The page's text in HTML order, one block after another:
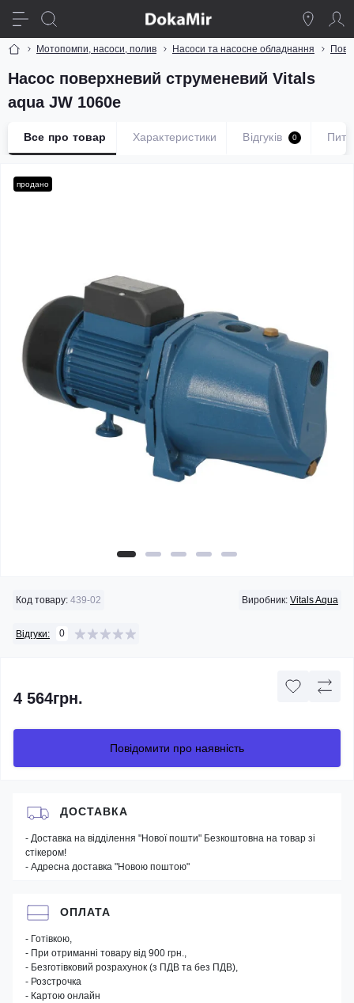
Мотопомпи, насоси, полив Насоси та насосне обладнання
Насос поверхневий струменевий Vitals
aqua JW 1060e
Все про товар Характеристики Відгуків 0
продано
Код товару: 439-02 Виробник: Vitals Aqua
Відгуки: 0
4 564грн.
Повідомити про наявність
ДОСТАВКА
- Доставка на відділення "Нової пошти" Безкоштовна на товар зі
стікером!
- Адресна доставка "Новою поштою"
ОПЛАТА
- Готівкою,
- При отриманні товару від 900 грн.,
- Безготівковий розрахунок (з ПДВ та без ПДВ),
- Розстрочка
- Картою онлайн